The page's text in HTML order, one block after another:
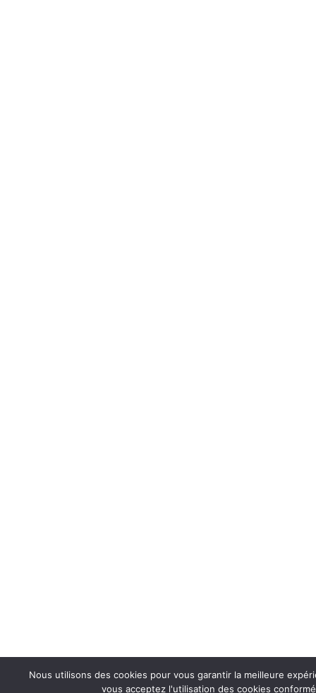
Nous utilisons des cookies pour vous garantir la meilleure
vous acceptez l'utilisation des cookies